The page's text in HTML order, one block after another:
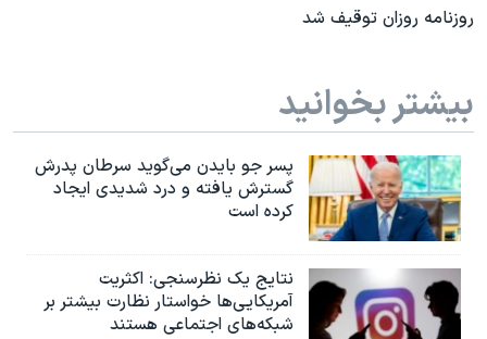
روزنامه روزان توقیف شد
بیشتر بخوانید
پسر جو بایدن می‌گوید سرطان پدرش
گسترش یافته و درد شدیدی ایجاد
کرده است
نتایج یک نظرسنجی: اکثریت
آمریکایی‌ها خواستار نظارت بیشتر بر
شبکه‌های اجتماعی هستند